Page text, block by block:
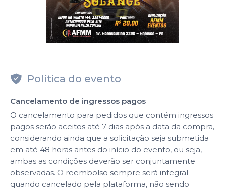
Política do evento
Cancelamento de ingressos pagos
O cancelamento para pedidos que contém ingressos
pagos serão aceitos até 7 dias após a data da compra,
considerando ainda que a solicitação seja submetida
em até 48 horas antes do início do evento, ou seja,
ambas as condições deverão ser conjuntamente
observadas. O reembolso sempre será integral
quando cancelado pela plataforma, não sendo